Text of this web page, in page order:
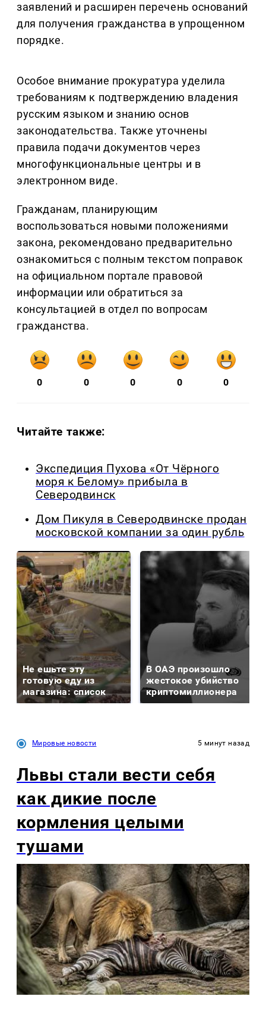
заявлений и расширен перечень оснований
для получения гражданства в упрощенном
порядке.
Особое внимание прокуратура уделила
требованиям к подтверждению владения
русским языком и знанию основ
законодательства. Также уточнены
правила подачи документов через
многофункциональные центры и в
электронном виде.
Гражданам, планирующим
воспользоваться новыми положениями
закона, рекомендовано предварительно
ознакомиться с полным текстом поправок
на официальном портале правовой
информации или обратиться за
консультацией в отдел по вопросам
гражданства.
0 0 0 0 0
Читайте также:
Экспедиция Пухова «От Чёрного
моря к Белому» прибыла в
Северодвинск
Дом Пикуля в Северодвинске продан
московской компании за один рубль
Не ешьте эту
готовую еду из
магазина: список
В ОАЭ произошло
жестокое убийство
криптомиллионера
Мировые новости 5 минут назад
Львы стали вести себя
как дикие после
кормления целыми
тушами